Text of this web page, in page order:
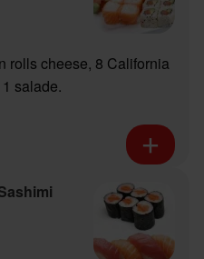
rolls cheese, 8 California
salade.